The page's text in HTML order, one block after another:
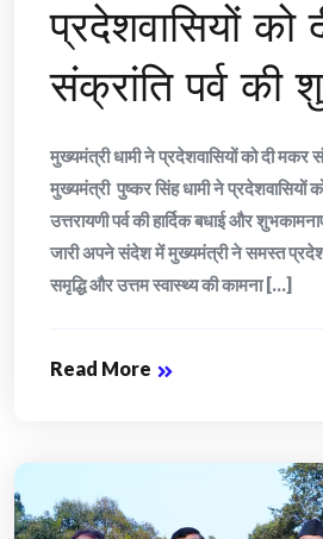
प्रदेशवासियों को
संक्रांति पर्व की
मुख्यमंत्री धामी ने प्रदेशवासियों को दी मकर
मुख्यमंत्री पुष्कर सिंह धामी ने प्रदेशवासियों
उत्तरायणी पर्व की हार्दिक बधाई और
जारी अपने संदेश में मुख्यमंत्री ने समस्त
समृद्धि और उत्तम स्वास्थ्य की कामना [...]
Read More